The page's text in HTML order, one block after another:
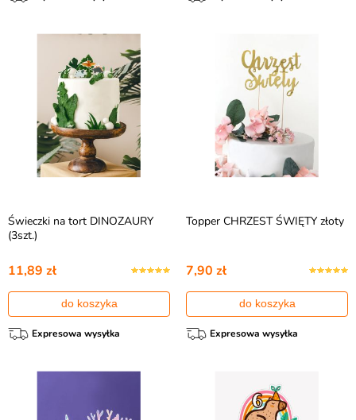
Świeczki na tort DINOZAURY
(3szt.)
11,89 zł
do koszyka
Expresowa wysyłka
Topper CHRZEST ŚWIĘTY złoty
7,90 zł
do koszyka
Expresowa wysyłka